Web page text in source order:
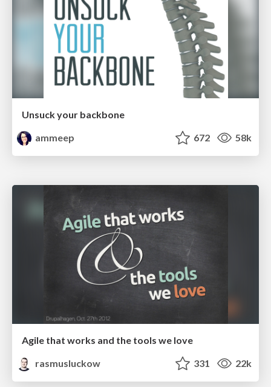
Unsuck your backbone
ammeep
672 58k
Agile that works and the tools we love
rasmusluckow
331 22k